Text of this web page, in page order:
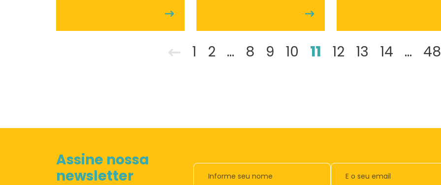
1 2 ... 8 9 10 11 12 13 14 ... 48
Assine nossa
newsletter